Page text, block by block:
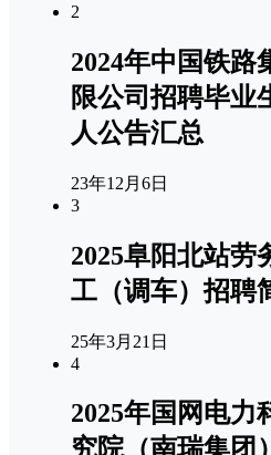
2
2024年中国铁路
限公司招聘毕业
人公告汇总
23年12月6日
3
2025阜阳北站劳
工（调车）招聘
25年3月21日
4
2025年国网电力
究院（南瑞集团